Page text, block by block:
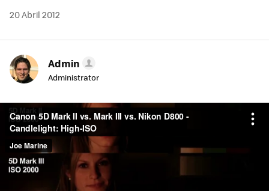
20 Abril 2012
Admin
Administrator